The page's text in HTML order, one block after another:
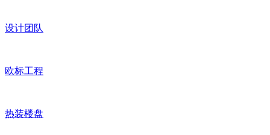
设计团队
欧标工程
热装楼盘